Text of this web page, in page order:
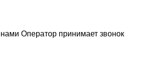
Оператор принимает звонок